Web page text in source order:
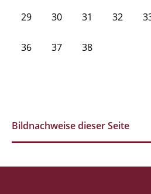
29 30 31 32
36 37 38
Bildnachweise dieser Seite